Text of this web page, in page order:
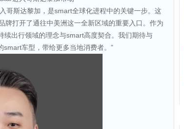
哥斯达黎加，是smart全球化进程中的关键一步。这
牌打开了通往中美洲这一全新区域的重要入口。作为
出行领域的理念与smart高度契合。我们期待与
车型，带给更多当地消费者。”